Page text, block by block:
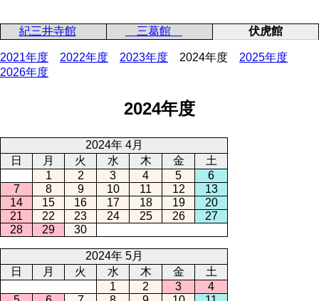
紀三井寺館 三葛館 伏虎館
2021年度 2022年度 2023年度 2024年度
2025年度
2026年度
2024年度
2024年 4月
日
月 火 水 木 金
土
1
2 3 4 5
6
7
8 9 10 11 12
13
14
15 16 17 18 19
20
21
22 23 24 25 26
27
28
29 30
2024年 5月
日
月 火 水 木 金
土
1
2 3
4